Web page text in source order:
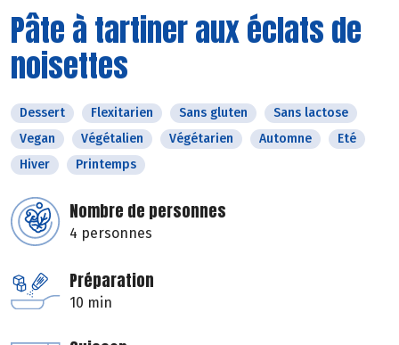
Pâte à tartiner aux éclats de
noisettes
Dessert Flexitarien Sans gluten
Sans lactose
Vegan
Végétalien Végétarien Automne
Eté
Hiver
Printemps
Nombre de personnes
4 personnes
Préparation
10 min